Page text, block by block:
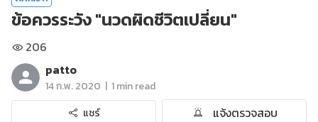
ข้อควรระวัง "นวดผิดชีวิตเปลี่ยน"
206
patto
14 ก.พ. 2020 | 1 min read
แชร์
แจ้งตรวจสอบ